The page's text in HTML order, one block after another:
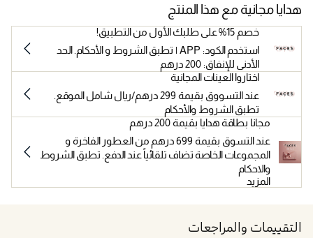
هدايا مجانية مع هذا المنتج
خصم 15% على طلبك الأول من التطبيق!
استخدم الكود: APP | تطبق الشروط و الأحكام. الحد
الأدنى للإنفاق: 200 درهم
اختاروا العينات المجانية
عند التسووق بقيمة 299 درهم/ريال شامل الموقع.
تطبق الشروط والأحكام
مجانا بطاقة هدايا بقيمة 200 درهم
عند التسوق بقيمة 699 درهم من العطور الفاخرة و
المجموعات الخاصة تضاف تلقائياً عند الدفع. تطبق الشروط
والاحكام
المزيد
التقييمات والمراجعات